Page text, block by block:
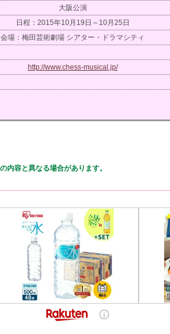
大阪公演
日程：2015年10月19日～10月25日
会場：梅田芸術劇場 シアター・ドラマシティ
http://www.chess-musical.jp/
内容と異なる場合があります。